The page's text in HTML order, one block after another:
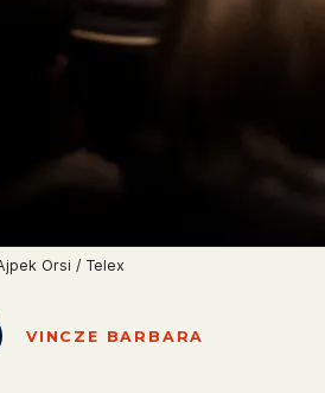
Orsi / Telex
VINCZE BARBARA